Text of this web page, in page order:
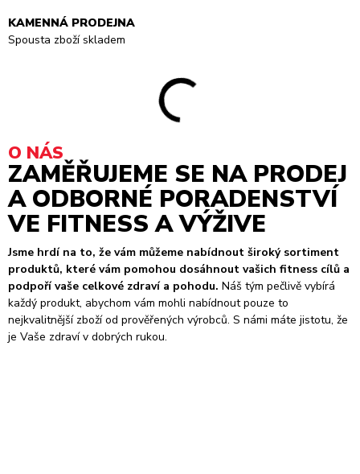
KAMENNÁ PRODEJNA
Spousta zboží skladem
O NÁS
ZAMĚŘUJEME SE NA PRODEJ
A ODBORNÉ PORADENSTVÍ
VE FITNESS A VÝŽIVE
Jsme hrdí na to, že vám můžeme nabídnout široký sortiment
produktů, které vám pomohou dosáhnout vašich fitness cílů a
podpoří vaše celkové zdraví a pohodu. Náš tým pečlivě vybírá
každý produkt, abychom vám mohli nabídnout pouze to
nejkvalitnější zboží od prověřených výrobců. S námi máte jistotu, že
je Vaše zdraví v dobrých rukou.